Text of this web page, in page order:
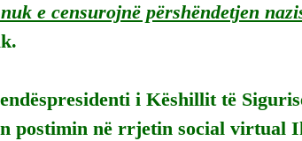
e censurojnë përshëndetjen
i Këshillit të
postimin në rrjetin social virtual